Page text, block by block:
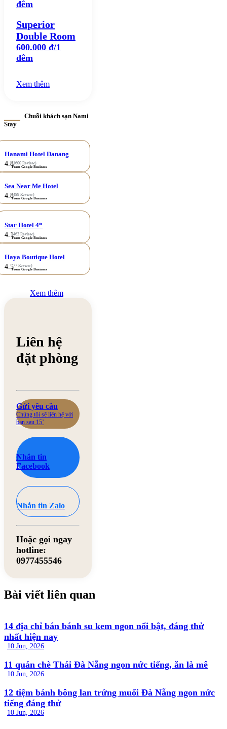
đêm
Superior
Double Room
600.000 đ/1
đêm
Xem thêm
Chuỗi khách sạn Nami
Stay
Hanami Hotel Danang
4.8(1600 Review)
From Google Business
Sea Near Me Hotel
4.8(489 Review)
From Google Business
Star Hotel 4*
4.1(463 Review)
From Google Business
Haya Boutique Hotel
4.5(77 Review)
From Google Business
Xem thêm
Liên hệ
đặt phòng
Gửi yêu cầu
Chúng tôi sẽ liên hệ với
bạn sau 15’
Nhắn tin
Facebook
Nhắn tin Zalo
Hoặc gọi ngay
hotline:
0977455546
Bài viết liên quan
14 địa chỉ bán bánh su kem ngon nổi bật, đáng thử
nhất hiện nay
10 Jun, 2026
11 quán chè Thái Đà Nẵng ngon nức tiếng, ăn là mê
10 Jun, 2026
12 tiệm bánh bông lan trứng muối Đà Nẵng ngon nức
tiếng đáng thử
10 Jun, 2026